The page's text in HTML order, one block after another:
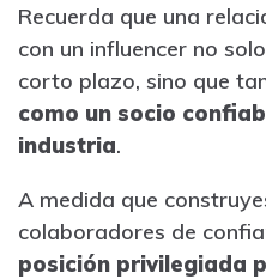
Recuerda que una
con un influencer no
corto plazo, sino que
como un socio
industria.
A medida que
colaboradores de
posición privilegiada